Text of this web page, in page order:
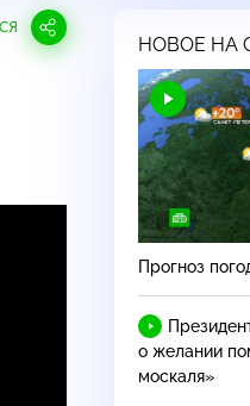
НОВОЕ НА
Прогноз
о желании
москаля»